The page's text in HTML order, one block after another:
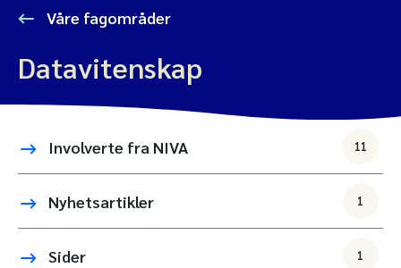
Våre fagområder
Datavitenskap
Involverte fra NIVA 11
Nyhetsartikler 1
Sider 1